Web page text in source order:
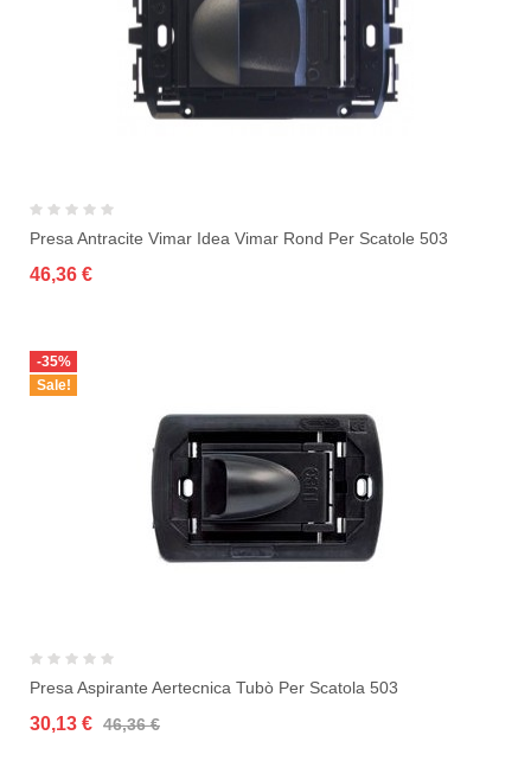
Presa Antracite Vimar Idea Vimar Rond Per Scatole 503
46,36 €
Sale!
Presa Aspirante Aertecnica Tubò Per Scatola 503
30,13 € 46,36 €
-35%